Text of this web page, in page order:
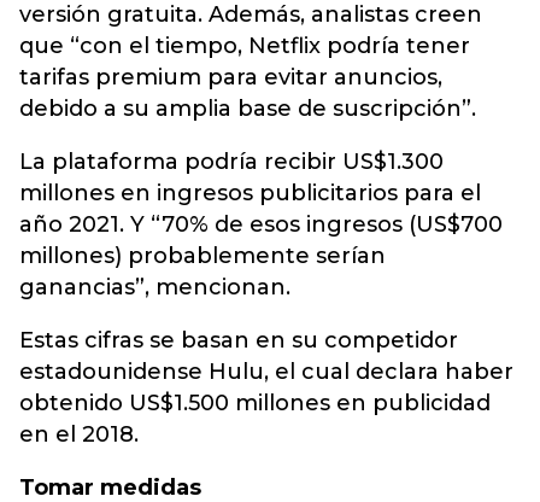
versión gratuita. Además, analistas creen
que “con el tiempo, Netflix podría tener
tarifas premium para evitar anuncios,
debido a su amplia base de suscripción”.
La plataforma podría recibir US$1.300
millones en ingresos publicitarios para el
año 2021. Y “70% de esos ingresos (US$700
millones) probablemente serían
ganancias”, mencionan.
Estas cifras se basan en su competidor
estadounidense Hulu, el cual declara haber
obtenido US$1.500 millones en publicidad
en el 2018.
Tomar medidas